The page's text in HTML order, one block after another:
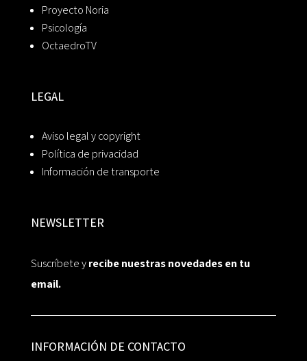
Proyecto Noria
Psicología
OctaedroTV
LEGAL
Aviso legal y copyright
Política de privacidad
Información de transporte
NEWSLETTER
Suscríbete yrecibe nuestras novedades en tu
email.
INFORMACIÓN DE CONTACTO